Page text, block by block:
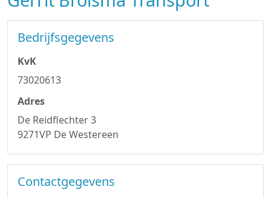
Bedrijfsgegevens
KvK
73020613
Adres
De Reidflechter 3
9271VP De Westereen
Contactgegevens